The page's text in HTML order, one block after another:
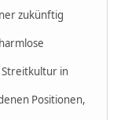
zukünftig
Streitkultur in
Positionen,